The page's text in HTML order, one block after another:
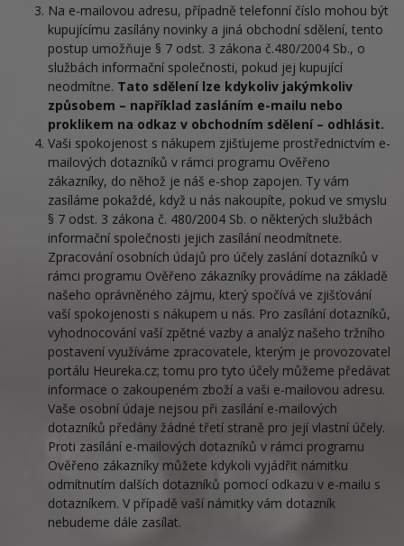
Na e-mailovou adresu, případně telefonní číslo mohou být
kupujícímu zasílány novinky a jiná obchodní sdělení, tento
postup umožňuje § 7 odst. 3 zákona č.480/2004 Sb., o
službách informační společnosti, pokud jej kupující
neodmítne. Tato sdělení lze kdykoliv jakýmkoliv
způsobem – například zasláním e-mailu nebo
proklikem na odkaz v obchodním sdělení – odhlásit.
Vaši spokojenost s nákupem zjišťujeme prostřednictvím e-
mailových dotazníků v rámci programu Ověřeno
zákazníky, do něhož je náš e-shop zapojen. Ty vám
zasíláme pokaždé, když u nás nakoupíte, pokud ve smyslu
§ 7 odst. 3 zákona č. 480/2004 Sb. o některých službách
informační společnosti jejich zasílání neodmítnete.
Zpracování osobních údajů pro účely zaslání dotazníků v
rámci programu Ověřeno zákazníky provádíme na základě
našeho oprávněného zájmu, který spočívá ve zjišťování
vaší spokojenosti s nákupem u nás. Pro zasílání dotazníků,
vyhodnocování vaší zpětné vazby a analýz našeho tržního
postavení využíváme zpracovatele, kterým je provozovatel
portálu Heureka.cz; tomu pro tyto účely můžeme předávat
informace o zakoupeném zboží a vaši e-mailovou adresu.
Vaše osobní údaje nejsou při zasílání e-mailových
dotazníků předány žádné třetí straně pro její vlastní účely.
Proti zasílání e-mailových dotazníků v rámci programu
Ověřeno zákazníky můžete kdykoli vyjádřit námitku
odmítnutím dalších dotazníků pomocí odkazu v e-mailu s
dotazníkem. V případě vaší námitky vám dotazník
nebudeme dále zasílat.